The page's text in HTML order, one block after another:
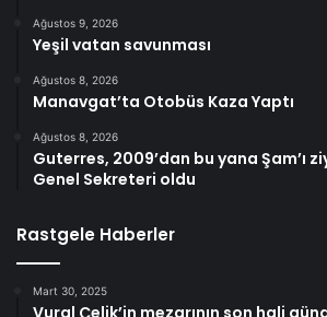
Ağustos 9, 2026
Yeşil vatan savunması
Ağustos 8, 2026
Manavgat’ta Otobüs Kaza Yaptı
Ağustos 8, 2026
Guterres, 2009’dan bu yana Şam’ı
Genel Sekreteri oldu
Rastgele Haberler
Mart 30, 2025
Vural Çelik’in mezarının son hali